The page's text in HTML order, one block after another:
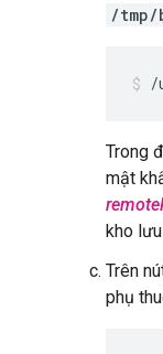
/tmp/
/
Trong
mật
kho
Trên
phụ